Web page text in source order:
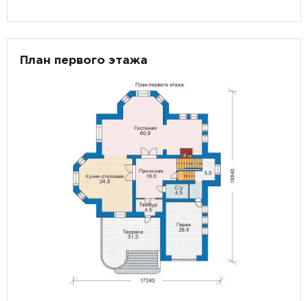
План первого этажа